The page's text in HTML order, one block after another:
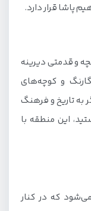
پاشا قرار دارد.
و قدمتی دیرینه
و کوچه‌های
به تاریخ و فرهنگ
این منطقه با
که در کنار